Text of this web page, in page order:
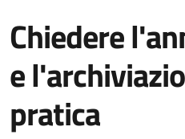
Chiedere
e
pratica